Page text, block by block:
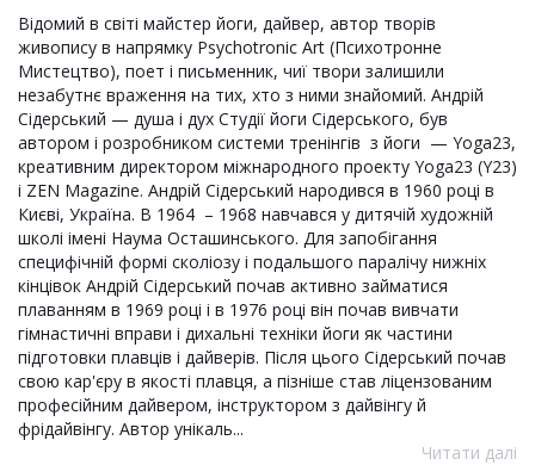
Відомий в світі майстер йоги, дайвер, автор творів
живопису в напрямку Psychotronic Art (Психотронне
Мистецтво), поет і письменник, чиї твори залишили
незабутнє враження на тих, хто з ними знайомий. Андрій
Сідерський — душа і дух Студії йоги Сідерського, був
автором і розробником системи тренінгів з йоги — Yoga23,
креативним директором міжнародного проекту Yoga23 (Y23)
і ZEN Magazine. Андрій Сідерський народився в 1960 році в
Києві, Україна. В 1964 – 1968 навчався у дитячій художній
школі імені Наума Осташинського. Для запобігання
специфічній формі сколіозу і подальшого паралічу нижніх
кінцівок Андрій Сідерський почав активно займатися
плаванням в 1969 році і в 1976 році він почав вивчати
гімнастичні вправи і дихальні техніки йоги як частини
підготовки плавців і дайверів. Після цього Сідерський почав
свою кар'єру в якості плавця, а пізніше став ліцензованим
професійним дайвером, інструктором з дайвінгу й
фрідайвінгу. Автор унікаль...
Читати далі